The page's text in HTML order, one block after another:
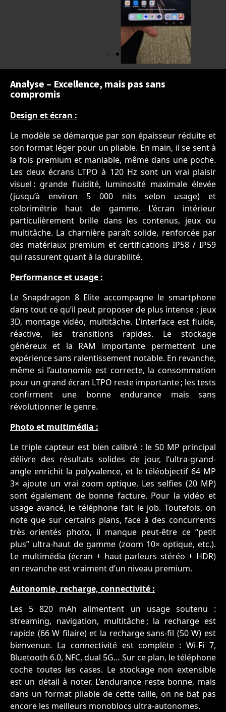
Analyse – Excellence, mais pas sans
compromis
Design et écran :
Le modèle se démarque par son épaisseur réduite et
son format léger pour un pliable. En main, il se sent à
la fois premium et maniable, même dans une poche.
Les deux écrans LTPO à 120 Hz sont un vrai plaisir
visuel : grande fluidité, luminosité maximale élevée
(jusqu’à environ 5 000 nits selon usage) et
colorimétrie haut de gamme. L’écran intérieur
particulièrement brille dans les contenus, jeux ou
multitâche. La charnière paraît solide, renforcée par
des matériaux premium et certifications IP58 / IP59
qui rassurent quant à la durabilité.
Performance et usage :
Le Snapdragon 8 Elite accompagne le smartphone
dans tout ce qu’il peut proposer de plus intense : jeux
3D, montage vidéo, multitâche. L’interface est fluide,
réactive, les transitions rapides. Le stockage
généreux et la RAM importante permettent une
expérience sans ralentissement notable. En revanche,
même si l’autonomie est correcte, la consommation
pour un grand écran LTPO reste importante ; les tests
confirment une bonne endurance mais sans
révolutionner le genre.
Photo et multimédia :
Le triple capteur est bien calibré : le 50 MP principal
délivre des résultats solides de jour, l’ultra-grand-
angle enrichit la polyvalence, et le téléobjectif 64 MP
3× ajoute un vrai zoom optique. Les selfies (20 MP)
sont également de bonne facture. Pour la vidéo et
usage avancé, le téléphone fait le job. Toutefois, on
note que sur certains plans, face à des concurrents
très orientés photo, il manque peut-être ce “petit
plus” ultra-haut de gamme (zoom 10× optique, etc.).
Le multimédia (écran + haut-parleurs stéréo + HDR)
en revanche est vraiment d’un niveau premium.
Autonomie, recharge, connectivité :
Les 5 820 mAh alimentent un usage soutenu :
streaming, navigation, multitâche ; la recharge est
rapide (66 W filaire) et la recharge sans-fil (50 W) est
bienvenue. La connectivité est complète : Wi-Fi 7,
Bluetooth 6.0, NFC, dual 5G… Sur ce plan, le téléphone
coche toutes les cases. Le stockage non extensible
est un détail à noter. L’endurance reste bonne, mais
dans un format pliable de cette taille, on ne bat pas
encore les meilleurs monoblocs ultra-autonomes.